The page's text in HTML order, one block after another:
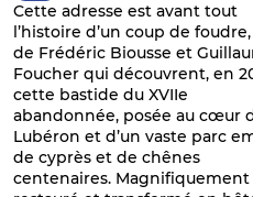
Cette adresse est avant tout
l’histoire d’un coup de
de Frédéric Biousse et
Foucher qui découvrent, en
cette bastide du XVIIe
abandonnée, posée au cœur
Lubéron et d’un vaste parc
de cyprès et de chênes
centenaires. Magnifiquement